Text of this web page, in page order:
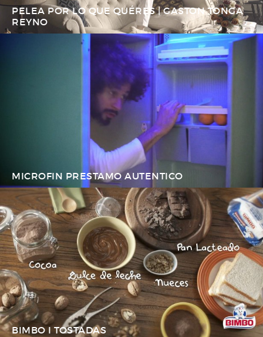
PELEA POR LO QUE QUÉRES | GASTON TONGA
REYNO
MICROFIN PRESTAMO AUTENTICO
BIMBO I TOSTADAS